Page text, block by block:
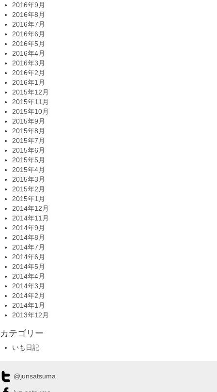
2016年9月
2016年8月
2016年7月
2016年6月
2016年5月
2016年4月
2016年3月
2016年2月
2016年1月
2015年12月
2015年11月
2015年10月
2015年9月
2015年8月
2015年7月
2015年6月
2015年5月
2015年4月
2015年3月
2015年2月
2015年1月
2014年12月
2014年11月
2014年9月
2014年8月
2014年7月
2014年6月
2014年5月
2014年4月
2014年3月
2014年2月
2014年1月
2013年12月
カテゴリー
いも日記
@junsatsuma